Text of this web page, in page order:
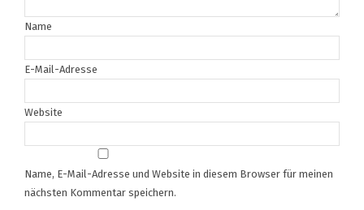
Name
E-Mail-Adresse
Website
Name, E-Mail-Adresse und Website in diesem Browser für meinen
nächsten Kommentar speichern.